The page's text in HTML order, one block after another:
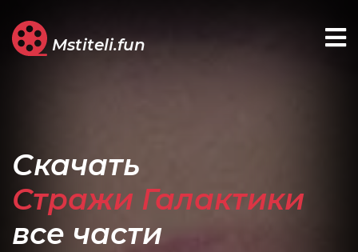
Mstiteli.fun
Скачать
Стражи Галактики
все части